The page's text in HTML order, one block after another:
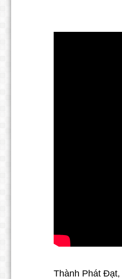
Thành Phát Đạt,